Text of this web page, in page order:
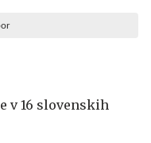
v 16 slovenskih